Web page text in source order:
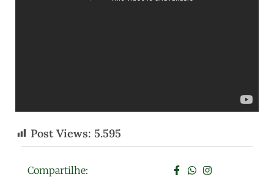
Post Views: 5.595
Compartilhe: